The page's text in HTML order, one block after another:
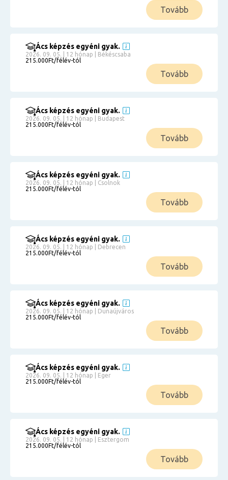
Tovább
Ács képzés egyéni gyak.
2026. 09. 05. | 12 hónap | Békéscsaba
215.000Ft/félév-tól
Tovább
Ács képzés egyéni gyak.
2026. 09. 05. | 12 hónap | Budapest
215.000Ft/félév-tól
Tovább
Ács képzés egyéni gyak.
2026. 09. 05. | 12 hónap | Csolnok
215.000Ft/félév-tól
Tovább
Ács képzés egyéni gyak.
2026. 09. 05. | 12 hónap | Debrecen
215.000Ft/félév-tól
Tovább
Ács képzés egyéni gyak.
2026. 09. 05. | 12 hónap | Dunaújváros
215.000Ft/félév-tól
Tovább
Ács képzés egyéni gyak.
2026. 09. 05. | 12 hónap | Eger
215.000Ft/félév-tól
Tovább
Ács képzés egyéni gyak.
2026. 09. 05. | 12 hónap | Esztergom
215.000Ft/félév-tól
Tovább